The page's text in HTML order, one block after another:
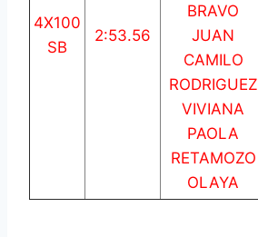
4X100
SB
2:53.56
BRAVO
JUAN
CAMILO
RODRIGUEZ
VIVIANA
PAOLA
RETAMOZO
OLAYA